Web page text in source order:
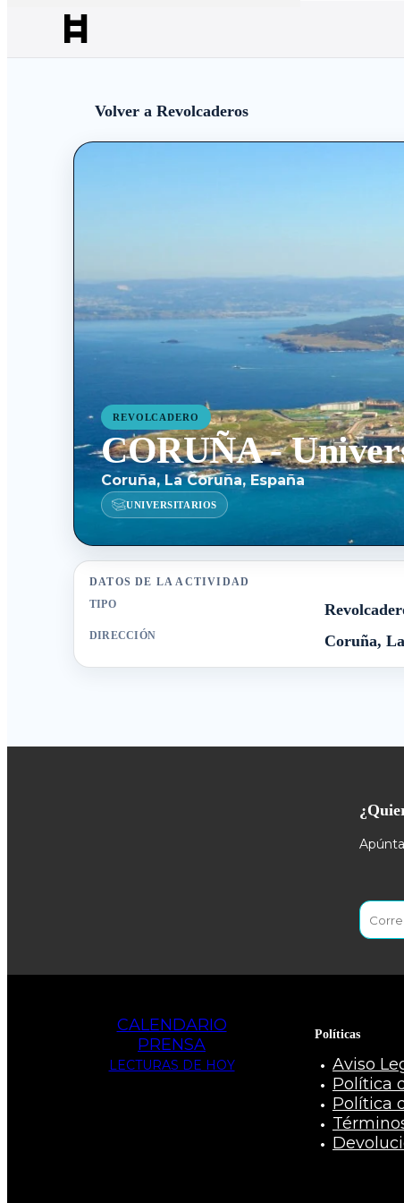
Volver a Revolcaderos
REVOLCADERO
CORUÑA -
Coruña, La Coruña, España
UNIVERSITARIOS
DATOS DE LA ACTIVIDAD
TIPO
DIRECCIÓN Coruña,
CALENDARIO
PRENSA
LECTURAS DE HOY
Políticas
Aviso
Política
Política